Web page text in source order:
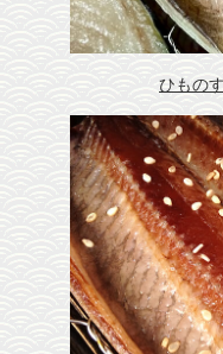
干物保存の秘訣
沼津おすすめ飲食店
沼津観光魅力スポット
リンク
団体様用予約フォーム
ひもの